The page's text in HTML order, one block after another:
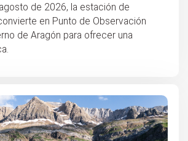
de 2026, la estación de
en Punto de Observación
de Aragón para ofrecer una